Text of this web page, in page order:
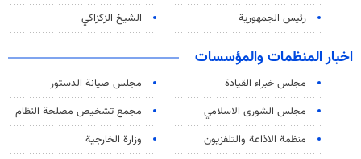
رئيس الجمهورية
الشيخ الزكزاكي
اخبار المنظمات والمؤسسات
مجلس خبراء القيادة
مجلس صيانة الدستور
مجلس الشورى الاسلامي
مجمع تشخيص مصلحة النظام
منظمة الاذاعة والتلفزیون
وزارة الخارجية